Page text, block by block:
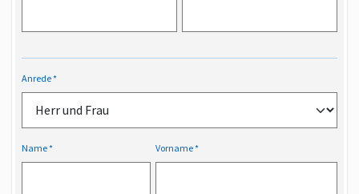
Anrede
Name Vorname